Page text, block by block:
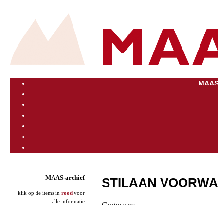
MAAS-archief
klik op de items in rood voor
alle informatie
STILAAN